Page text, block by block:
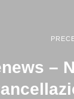
–